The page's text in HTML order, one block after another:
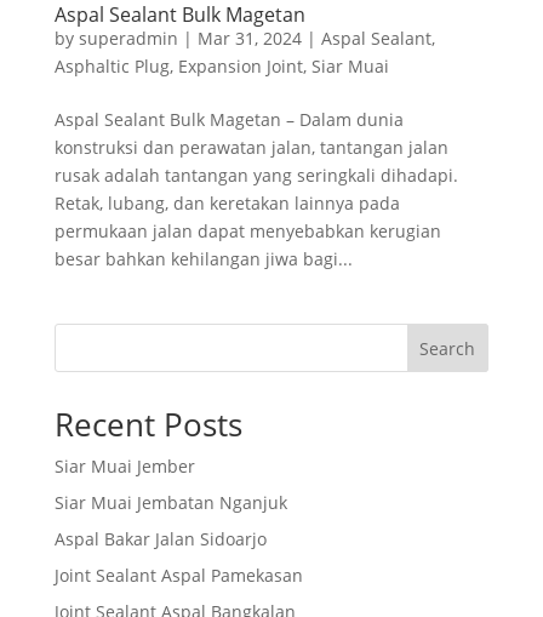
Aspal Sealant Bulk Magetan
by superadmin | Mar 31, 2024| Aspal Sealant,
Asphaltic Plug, Expansion Joint, Siar Muai
Aspal Sealant Bulk Magetan – Dalam dunia
konstruksi dan perawatan jalan, tantangan jalan
rusak adalah tantangan yang seringkali dihadapi.
Retak, lubang, dan keretakan lainnya pada
permukaan jalan dapat menyebabkan kerugian
besar bahkan kehilangan jiwa bagi...
Search
Recent Posts
Siar Muai Jember
Siar Muai Jembatan Nganjuk
Aspal Bakar Jalan Sidoarjo
Joint Sealant Aspal Pamekasan
Joint Sealant Aspal Bangkalan